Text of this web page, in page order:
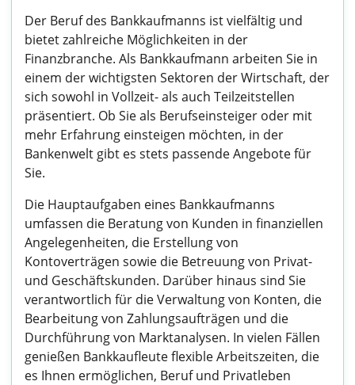
Der Beruf des Bankkaufmanns ist vielfältig und
bietet zahlreiche Möglichkeiten in der
Finanzbranche. Als Bankkaufmann arbeiten Sie in
einem der wichtigsten Sektoren der Wirtschaft, der
sich sowohl in Vollzeit- als auch Teilzeitstellen
präsentiert. Ob Sie als Berufseinsteiger oder mit
mehr Erfahrung einsteigen möchten, in der
Bankenwelt gibt es stets passende Angebote für
Sie.
Die Hauptaufgaben eines Bankkaufmanns
umfassen die Beratung von Kunden in finanziellen
Angelegenheiten, die Erstellung von
Kontoverträgen sowie die Betreuung von Privat-
und Geschäftskunden. Darüber hinaus sind Sie
verantwortlich für die Verwaltung von Konten, die
Bearbeitung von Zahlungsaufträgen und die
Durchführung von Marktanalysen. In vielen Fällen
genießen Bankkaufleute flexible Arbeitszeiten, die
es Ihnen ermöglichen, Beruf und Privatleben